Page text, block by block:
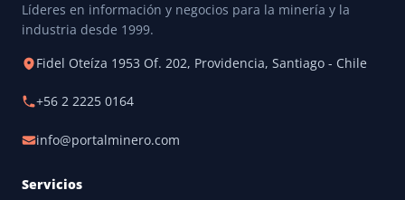
Líderes en información y negocios para la minería y la
industria desde 1999.
Fidel Oteíza 1953 Of. 202, Providencia, Santiago - Chile
+56 2 2225 0164
info@portalminero.com
Servicios